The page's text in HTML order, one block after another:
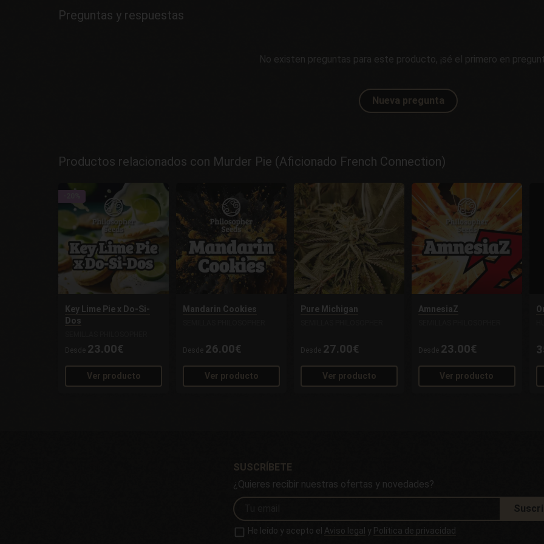
Preguntas y respuestas
No existen preguntas para este producto, ¡sé el primero en
Nueva pregunta
Productos relacionados con Murder Pie (Aficionado French Connection)
Key Lime Pie x Do-Si-
Dos
Desde 23.00€
Ver producto
Mandarin Cookies
Desde 26.00€
Ver producto
Pure Michigan
Desde 27.00€
Ver producto
AmnesiaZ
Desde 23.00€
Ver producto
SUSCRÍBETE
¿Quieres recibir nuestras ofertas y novedades?
He leído y acepto el Aviso legal y Política de privacidad